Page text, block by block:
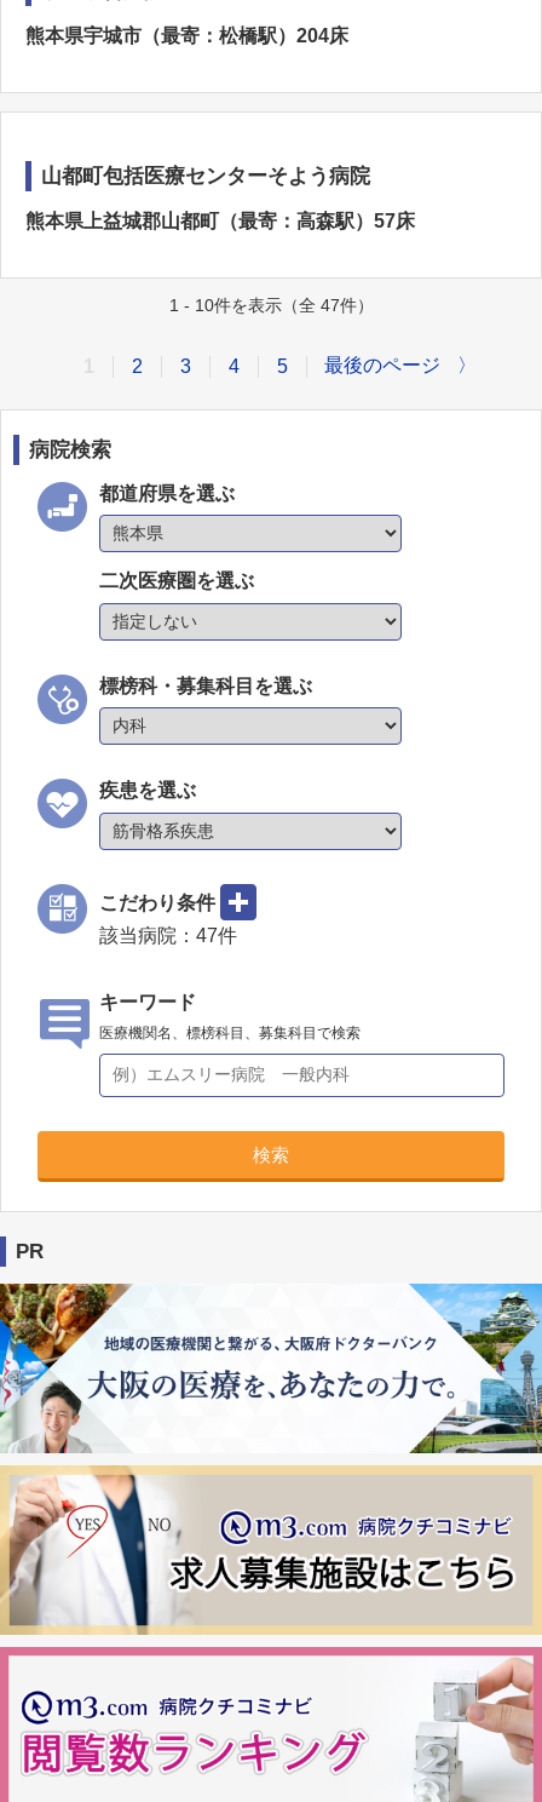
熊本県宇城市（最寄：松橋駅）204床
山都町包括医療センターそよう病院
熊本県上益城郡山都町（最寄：高森駅）57床
1 - 10件を表示（全 47件）
2 3 4 5 最後のページ 〉
病院検索
都道府県を選ぶ
二次医療圏を選ぶ
標榜科・募集科目を選ぶ
疾患を選ぶ
こだわり条件
該当病院： 47件
キーワード
医療機関名、標榜科目、募集科目で検索
検索
PR